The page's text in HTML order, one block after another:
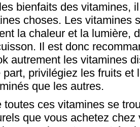
bienfaits des vitamines,
choses. Les vitamines
la chaleur et la lumière,
Il est donc
autrement les vitamines
part, privilégiez les fruits
que les autres.
toutes ces vitamines se
que vous achetez chez